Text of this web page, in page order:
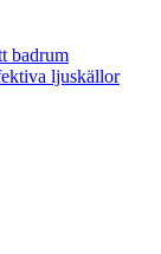
badrum
ljuskällor